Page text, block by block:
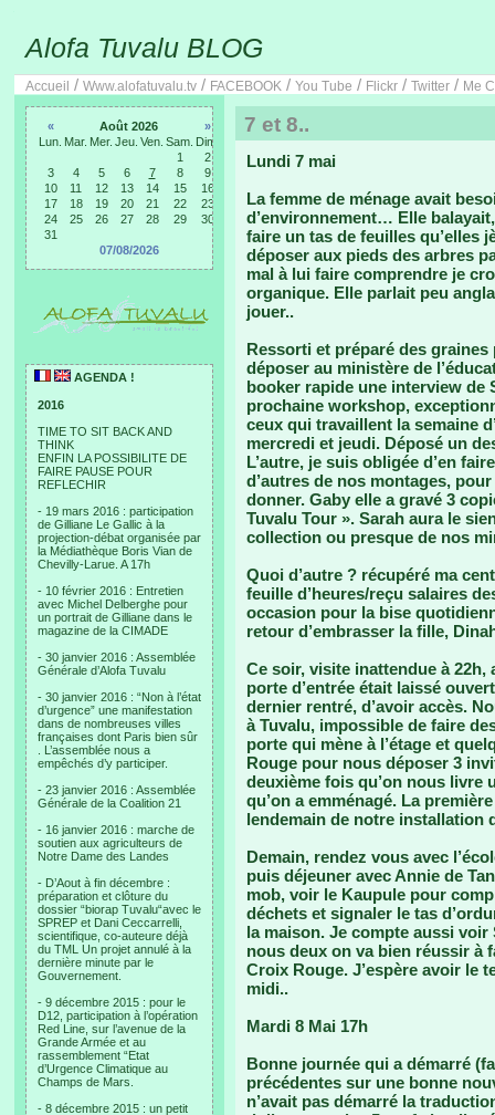
Alofa Tuvalu BLOG
Accueil / Www.alofatuvalu.tv / FACEBOOK / You Tube / Flickr / Twitter / Me
« Août 2026
»
Lun. Mar. Mer. Jeu. Ven. Sam. Dim.
1
2
3
4 5 6 7 8
9
10
11 12 13 14 15
16
17
18 19 20 21 22
23
24
25 26 27 28 29
30
31
07/08/2026
AGENDA !
2016
TIME TO SIT BACK AND
THINK
ENFIN LA POSSIBILITE DE
FAIRE PAUSE POUR
REFLECHIR
- 19 mars 2016 : participation
de Gilliane Le Gallic à la
projection-débat organisée par
la Médiathèque Boris Vian de
Chevilly-Larue. A 17h
- 10 février 2016 : Entretien
avec Michel Delberghe pour
un portrait de Gilliane dans le
magazine de la CIMADE
- 30 janvier 2016 : Assemblée
Générale d’Alofa Tuvalu
- 30 janvier 2016 : “Non à l’état
d’urgence” une manifestation
dans de nombreuses villes
françaises dont Paris bien sûr
. L’assemblée nous a
empêchés d’y participer.
- 23 janvier 2016 : Assemblée
Générale de la Coalition 21
- 16 janvier 2016 : marche de
soutien aux agriculteurs de
Notre Dame des Landes
- D’Aout à fin décembre :
préparation et clôture du
dossier “biorap Tuvalu“avec le
SPREP et Dani Ceccarrelli,
scientifique, co-auteure déjà
du TML Un projet annulé à la
dernière minute par le
Gouvernement.
- 9 décembre 2015 : pour le
D12, participation à l’opération
Red Line, sur l’avenue de la
Grande Armée et au
rassemblement “Etat
d’Urgence Climatique au
Champs de Mars.
- 8 décembre 2015 : un petit
7 et 8..
Lundi 7 mai
La femme de ménage avait
d’environnement… Elle
faire un tas de feuilles qu’elles
déposer aux pieds des arbres
mal à lui faire comprendre je
organique. Elle parlait peu
jouer..
Ressorti et préparé des graines
déposer au ministère de
booker rapide une interview de
prochaine workshop,
ceux qui travaillent la semaine
mercredi et jeudi. Déposé un
L’autre, je suis obligée d’en
d’autres de nos montages,
donner. Gaby elle a gravé 3
Tuvalu Tour ». Sarah aura le
collection ou presque de nos
Quoi d’autre ? récupéré ma
feuille d’heures/reçu salaires
occasion pour la bise
retour d’embrasser la fille,
Ce soir, visite inattendue à
porte d’entrée était laissé
dernier rentré, d’avoir accès.
à Tuvalu, impossible de faire
porte qui mène à l’étage et
Rouge pour nous déposer 3
deuxième fois qu’on nous livre
qu’on a emménagé. La
lendemain de notre installation
Demain, rendez vous avec
puis déjeuner avec Annie de
mob, voir le Kaupule pour
déchets et signaler le tas
la maison. Je compte aussi
nous deux on va bien réussir à
Croix Rouge. J’espère avoir le
midi..
Mardi 8 Mai 17h
Bonne journée qui a démarré
précédentes sur une bonne
n’avait pas démarré la